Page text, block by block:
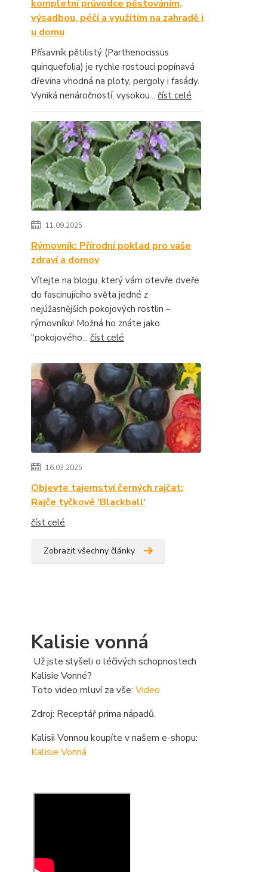
kompletní průvodce pěstováním,
výsadbou, péčí a využitím na zahradě i
u domu
Přísavník pětilistý (Parthenocissus
quinquefolia) je rychle rostoucí popínavá
dřevina vhodná na ploty, pergoly i fasády.
Vyniká nenáročností, vysokou... číst celé
11.09.2025
Rýmovník: Přírodní poklad pro vaše
zdraví a domov
Vítejte na blogu, který vám otevře dveře
do fascinujícího světa jedné z
nejúžasnějších pokojových rostlin –
rýmovníku! Možná ho znáte jako
"pokojového... číst celé
16.03.2025
Objevte tajemství černých rajčat:
Rajče tyčkové 'Blackball'
číst celé
Zobrazit všechny články
Kalisie vonná
Už jste slyšeli o léčivých schopnostech
Kalisie Vonné?
Toto video mluví za vše: Video
Zdroj: Receptář prima nápadů.
Kalisii Vonnou koupíte v našem e-shopu:
Kalisie Vonná